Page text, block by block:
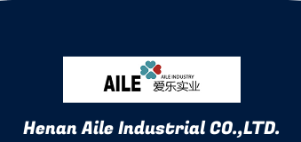
Henan Aile Industrial CO.,LTD.